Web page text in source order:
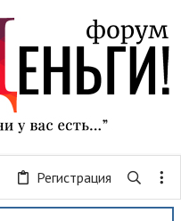
Регистрация